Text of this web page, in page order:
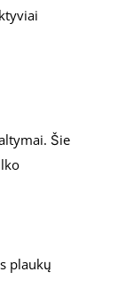
Šie
plaukų